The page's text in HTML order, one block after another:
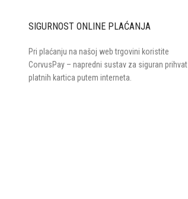
SIGURNOST ONLINE PLAĆANJA
Pri plaćanju na našoj web trgovini koristite
CorvusPay – napredni sustav za siguran prihvat
platnih kartica putem interneta.